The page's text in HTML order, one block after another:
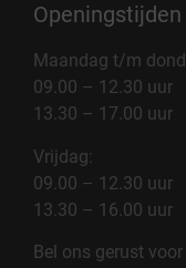
Maandag t/m
09.00 – 12.30 uur
13.30 – 17.00 uur
Vrijdag:
09.00 – 12.30 uur
13.30 – 16.00 uur
Bel ons gerust